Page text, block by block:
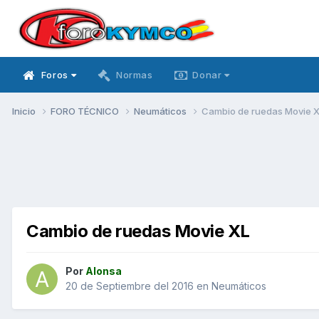
Foros Normas Donar
Inicio FORO TÉCNICO Neumáticos Cambio de ruedas Movie
Cambio de ruedas Movie XL
Por Alonsa
20 de Septiembre del 2016 en Neumáticos